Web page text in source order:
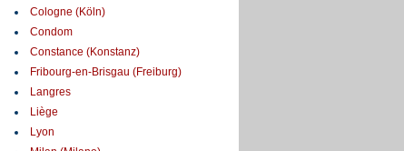
Cologne (Köln)
Condom
Constance (Konstanz)
Fribourg-en-Brisgau (Freiburg)
Langres
Liège
Lyon